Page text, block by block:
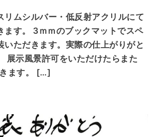
リムシルバー・低反射アクリルにて
ます。 3ｍｍのブックマットでスペ
ただきます。実際の仕上がりがと
展示風景許可をいただけたらまた
ます。 […]